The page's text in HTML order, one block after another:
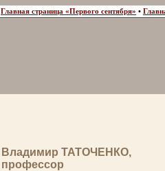
Главная страница «Первого сентября» •
Владимир ТАТОЧЕНКО,
профессор